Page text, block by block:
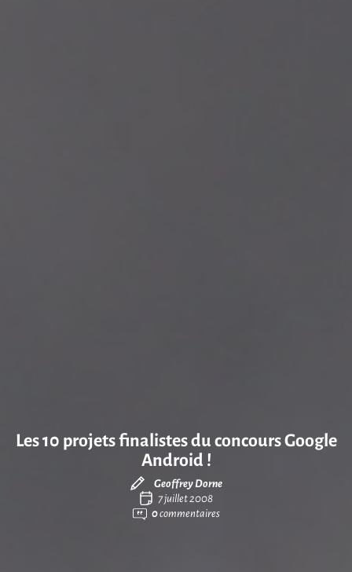
Les 10 projets finalistes du concours Google
Android !
Geoffrey Dorne
7 juillet 2008
0commentaires